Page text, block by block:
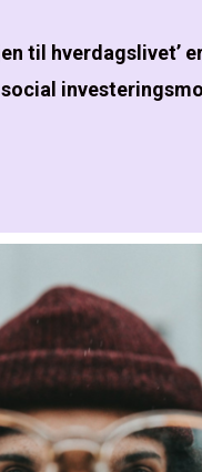
til hverdagslivet’